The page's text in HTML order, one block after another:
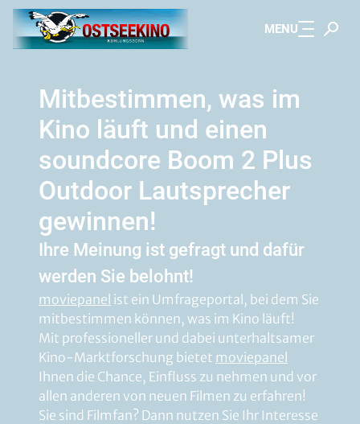
Zum Hauptinhalt springen MENU
Mitbestimmen, was im
Kino läuft und einen
soundcore Boom 2 Plus
Outdoor Lautsprecher
gewinnen!
Ihre Meinung ist gefragt und dafür
werden Sie belohnt!
moviepanel ist ein Umfrageportal, bei dem Sie
mitbestimmen können, was im Kino läuft!
Mit professioneller und dabei unterhaltsamer
Kino-Marktforschung bietet moviepanel
Ihnen die Chance, Einfluss zu nehmen und vor
allen anderen von neuen Filmen zu erfahren!
Sie sind Filmfan? Dann nutzen Sie Ihr Interesse